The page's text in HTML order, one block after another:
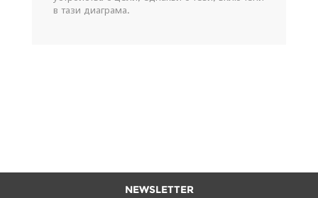
в тази диаграма.
NEWSLETTER